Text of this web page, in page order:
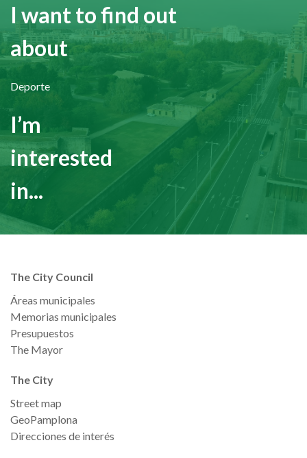
I want to find out
about
Deporte
I’m
interested
in...
The City Council
Áreas municipales
Memorias municipales
Presupuestos
The Mayor
The City
Street map
GeoPamplona
Direcciones de interés